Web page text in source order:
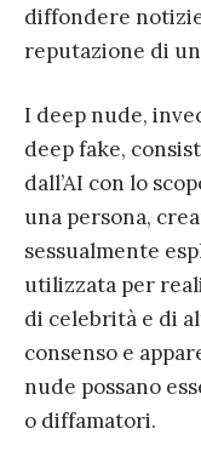
diffondere
reputazione di
I deep nude,
deep fake,
dall’AI con lo
una persona,
sessualmente
utilizzata per
di celebrità e di
consenso e
nude possano
o diffamatori.